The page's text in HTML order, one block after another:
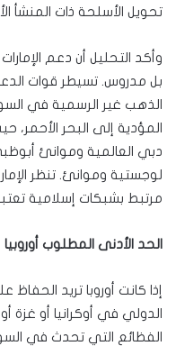
تحويل الأسلحة ذات المنشأ
وأكد التحليل أن دعم
بل مدروس. تسيطر قوات
الذهب غير الرسمية في
المؤدية إلى البحر
دبي العالمية وموانئ
لوجستية وموانئ. تنظر
مرتبط بشبكات إسلامية
الحد الأدنى المطلوب أوروبيا
إذا كانت أوروبا تريد
الدولي في أوكرانيا أو غزة
الفظائع التي تحدث في